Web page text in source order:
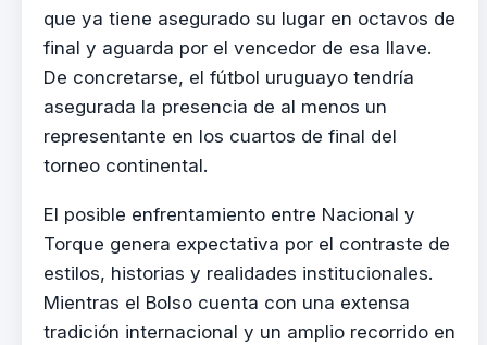
que ya tiene asegurado su lugar en octavos de
final y aguarda por el vencedor de esa llave.
De concretarse, el fútbol uruguayo tendría
asegurada la presencia de al menos un
representante en los cuartos de final del
torneo continental.
El posible enfrentamiento entre Nacional y
Torque genera expectativa por el contraste de
estilos, historias y realidades institucionales.
Mientras el Bolso cuenta con una extensa
tradición internacional y un amplio recorrido en